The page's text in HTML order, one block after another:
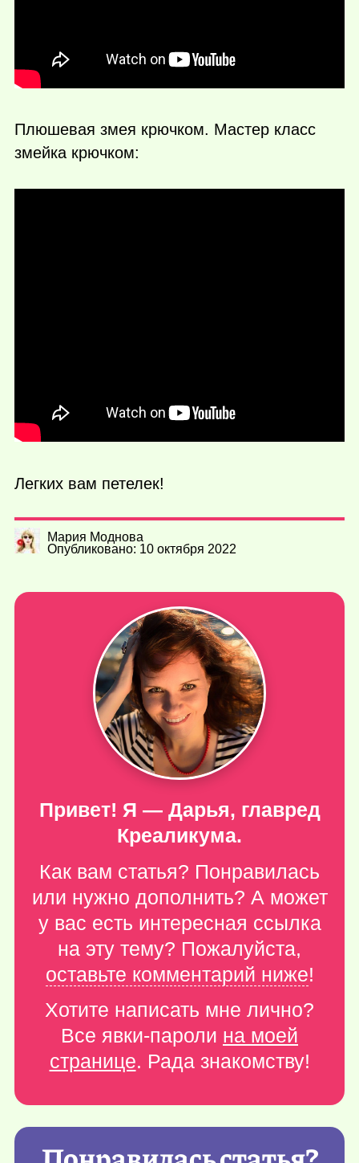
Плюшевая змея крючком. Мастер класс
змейка крючком:
Легких вам петелек!
Мария Моднова
Опубликовано: 10 октября 2022
Привет! Я — Дарья, главред
Креаликума.
Как вам статья? Понравилась
или нужно дополнить? А может
у вас есть интересная ссылка
на эту тему? Пожалуйста,
оставьте комментарий ниже!
Хотите написать мне лично?
Все явки-пароли на моей
странице. Рада знакомству!